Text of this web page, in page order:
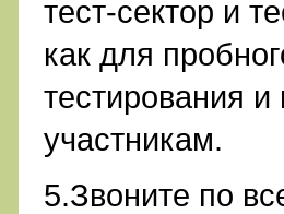
тест-сектор и
как для
тестирования
участникам.
5.Звоните по